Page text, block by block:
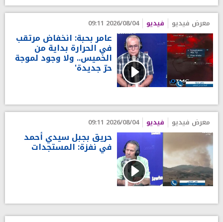
معرض فيديو فيديو 2026/08/04 09:11
عامر بحبة: انخفاض مرتقب
في الحرارة بداية من
الخميس.. ولا وجود لموجة
حرّ جديدة'
معرض فيديو فيديو 2026/08/04 09:11
حريق بجبل سيدي أحمد
في نفزة: المستجدات